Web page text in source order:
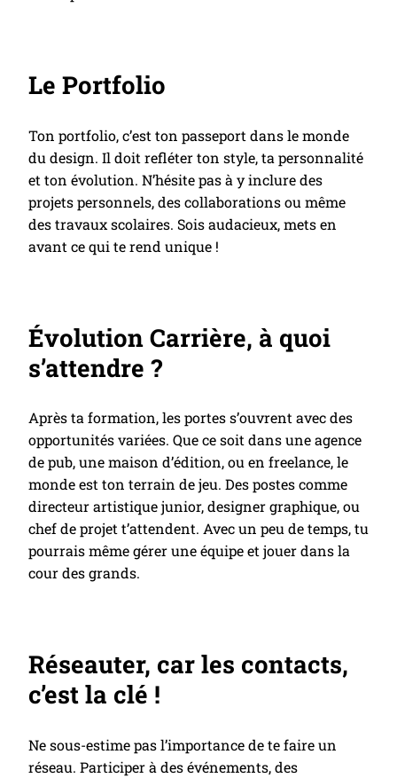
Le Portfolio
Ton portfolio, c’est ton passeport dans le monde
du design. Il doit refléter ton style, ta personnalité
et ton évolution. N’hésite pas à y inclure des
projets personnels, des collaborations ou même
des travaux scolaires. Sois audacieux, mets en
avant ce qui te rend unique !
Évolution Carrière, à quoi
s’attendre ?
Après ta formation, les portes s’ouvrent avec des
opportunités variées. Que ce soit dans une agence
de pub, une maison d’édition, ou en freelance, le
monde est ton terrain de jeu. Des postes comme
directeur artistique junior, designer graphique, ou
chef de projet t’attendent. Avec un peu de temps, tu
pourrais même gérer une équipe et jouer dans la
cour des grands.
Réseauter, car les contacts,
c’est la clé !
Ne sous-estime pas l’importance de te faire un
réseau. Participer à des événements, des